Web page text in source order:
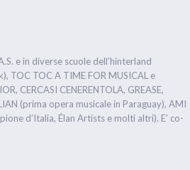
e in diverse scuole dell’hinterland
TOC TOC A TIME FOR MUSICAL e
CERCASI CENERENTOLA, GREASE,
(prima opera musicale in Paraguay), AMI
d’Italia, Élan Artists e molti altri). E’ co-